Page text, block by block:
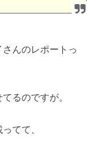
んのレポートっ
るのですが。
てて、